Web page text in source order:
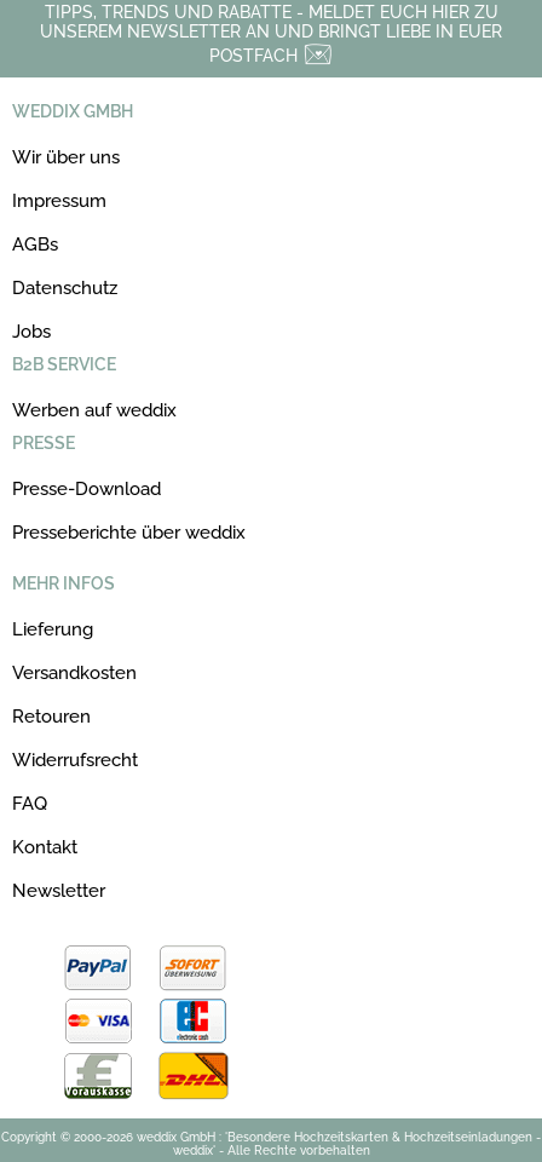
TIPPS, TRENDS UND RABATTE - MELDET EUCH HIER ZU
UNSEREM NEWSLETTER AN UND BRINGT LIEBE IN EUER
POSTFACH
WEDDIX GMBH
Wir über uns
Impressum
AGBs
Datenschutz
Jobs
B2B SERVICE
Werben auf weddix
PRESSE
Presse-Download
Presseberichte über weddix
MEHR INFOS
Lieferung
Versandkosten
Retouren
Widerrufsrecht
FAQ
Kontakt
Newsletter
Copyright © 2000-2026 weddix GmbH : 'Besondere Hochzeitskarten & Hochzeitseinladungen -
weddix' - Alle Rechte vorbehalten